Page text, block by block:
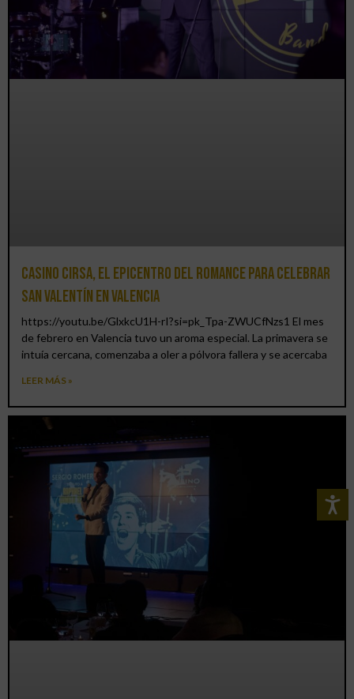
Casino CIRSA, el epicentro del romance para celebrar
San Valentín en Valencia
https://youtu.be/GlxkcU1H-rI?si=pk_Tpa-ZWUCfNzs1 El mes
de febrero en Valencia tuvo un aroma especial. La primavera se
intuía cercana, comenzaba a oler a pólvora fallera y se acercaba
LEER MÁS »